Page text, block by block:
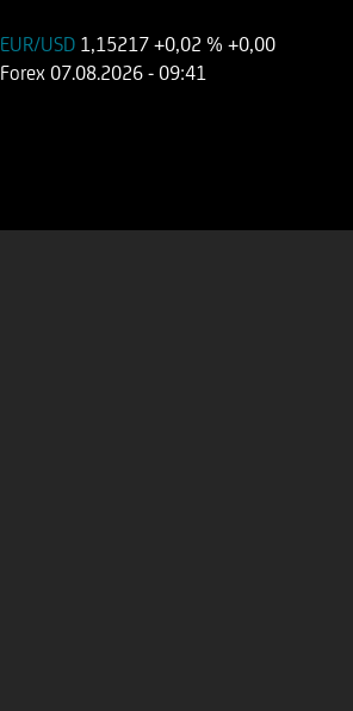
EUR/USD 1,15217+0,02 %+0,00
Forex 07.08.2026 - 09:41